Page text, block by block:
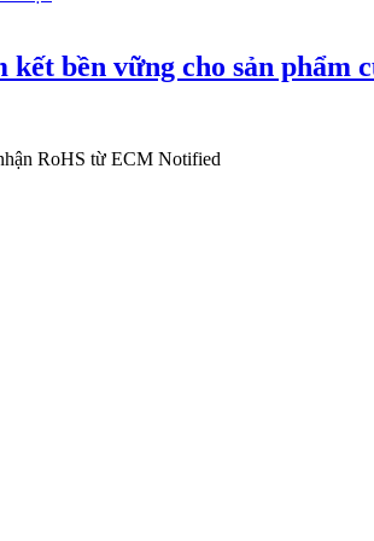
bền vững cho sản phẩm
RoHS từ ECM Notified